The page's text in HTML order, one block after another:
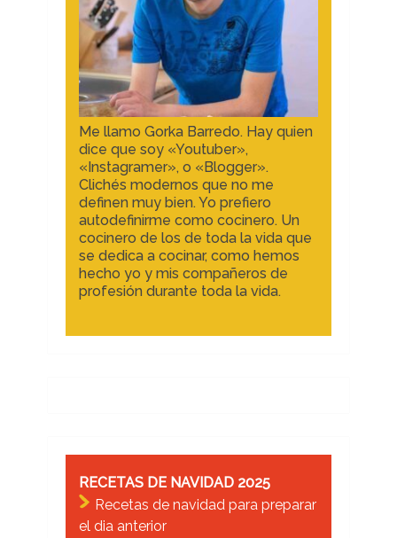
Me llamo Gorka Barredo. Hay quien
dice que soy «Youtuber»,
«Instagramer», o «Blogger».
Clichés modernos que no me
definen muy bien. Yo prefiero
autodefinirme como cocinero. Un
cocinero de los de toda la vida que
se dedica a cocinar, como hemos
hecho yo y mis compañeros de
profesión durante toda la vida.
RECETAS DE NAVIDAD 2025
Recetas de navidad para preparar
el dia anterior